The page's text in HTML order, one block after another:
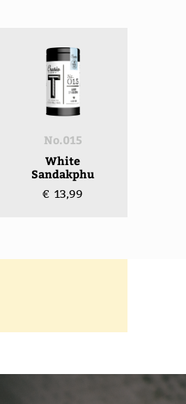
No.015
White
Sandakphu
€ 13,99